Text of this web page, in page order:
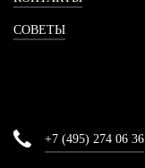
СОВЕТЫ
+7 (495) 274 06 36